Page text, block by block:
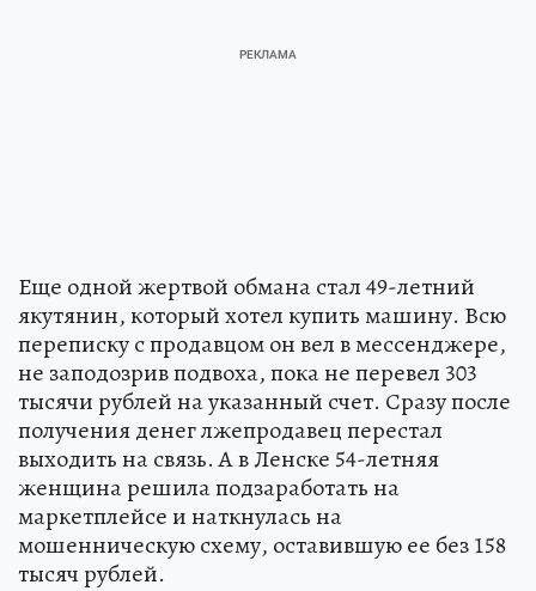
Еще одной жертвой обмана стал 49-летний
якутянин, который хотел купить машину. Всю
переписку с продавцом он вел в мессенджере,
не заподозрив подвоха, пока не перевел 303
тысячи рублей на указанный счет. Сразу после
получения денег лжепродавец перестал
выходить на связь. А в Ленске 54-летняя
женщина решила подзаработать на
маркетплейсе и наткнулась на
мошенническую схему, оставившую ее без 158
тысяч рублей.